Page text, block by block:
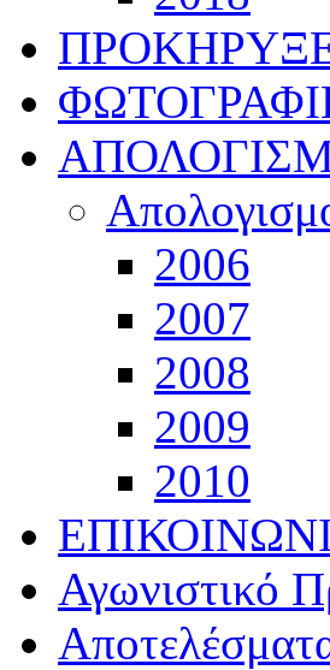
2006
2007
2008
2009
2010
Αγωνιστικό